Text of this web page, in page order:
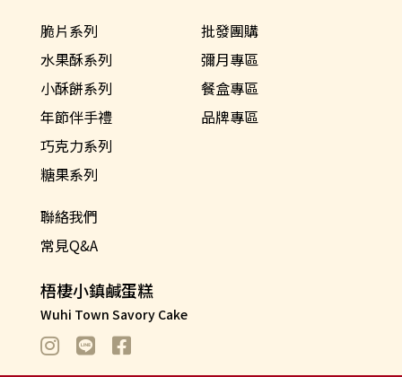
脆片系列
水果酥系列
小酥餅系列
年節伴手禮
巧克力系列
糖果系列
批發團購
彌月專區
餐盒專區
品牌專區
聯絡我們
常見Q&A
梧棲小鎮鹹蛋糕
Wuhi Town Savory Cake